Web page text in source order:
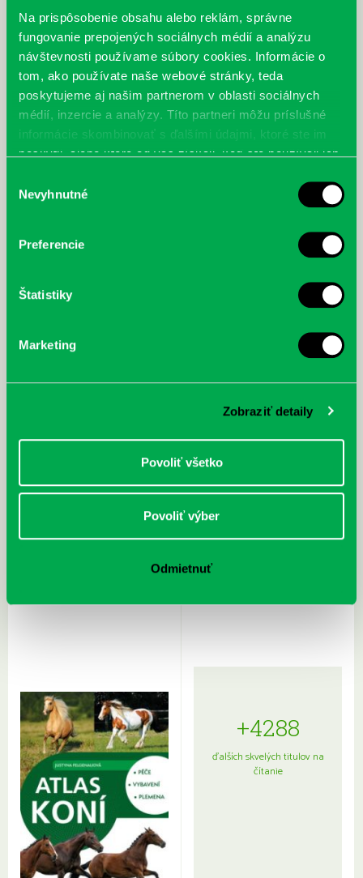
Na prispôsobenie obsahu alebo reklám, správne
fungovanie prepojených sociálnych médií a analýzu
návštevnosti používame súbory cookies. Informácie o
tom, ako používate naše webové stránky, teda
poskytujeme aj našim partnerom v oblasti sociálnych
médií, inzercie a analýzy. Títo partneri môžu príslušné
informácie skombinovať s ďalšími údajmi, ktoré ste im
poskytli, alebo ktoré od vás získali, keď ste používali ich
súhlasu
Nevyhnutné
Preferencie
Štatistiky
Marketing
Zobraziť detaily
Povoliť všetko
Povoliť výber
Odmietnuť
Prvá biografia najväčšieho
cyklistu modernej doby:
Rudź, Przemyslaw: Atlas hviezd:
Hardy, Paula: Japonsko na tanieri:
+4288
ďalších skvelých titulov na
čítanie